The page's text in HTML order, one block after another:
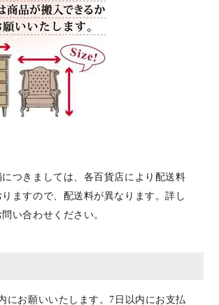
つきましては、各百貨店により配送料
ますので、配送料が異なります。詳し
い合わせください。
にお願いいたします。7日以内にお支払